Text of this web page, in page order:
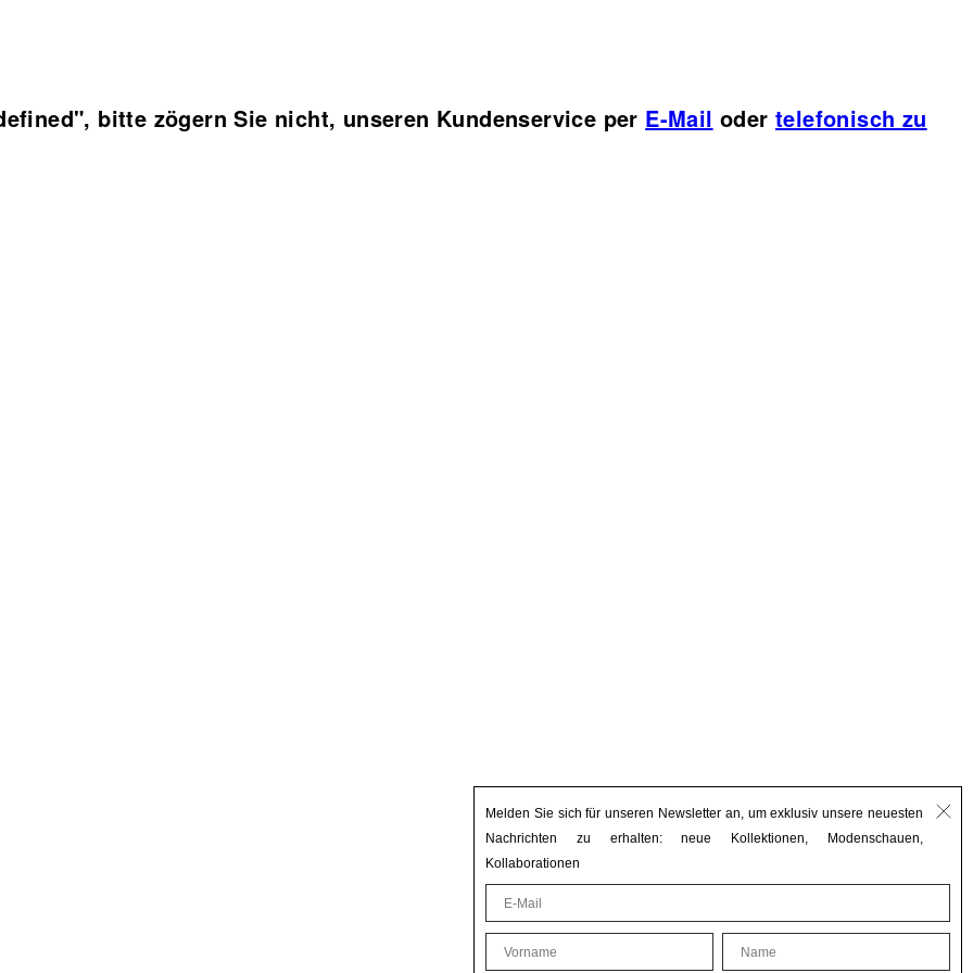
bitte zögern Sie nicht, unseren Kundenservice per E-Mail odertelefonisch zu
Melden Sie sich für unseren Newsletter an, um exklusiv unsere neuesten
Nachrichten zu erhalten: neue Kollektionen, Modenschauen,
Kollaborationen